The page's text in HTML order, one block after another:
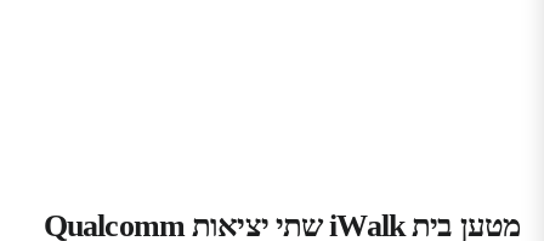
מטען בית iWalk שתי יציאות Qualcomm